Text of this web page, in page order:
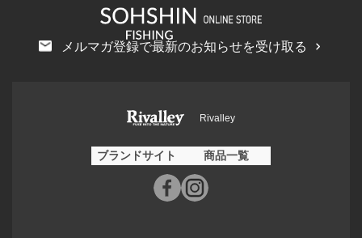
メルマガ登録で最新のお知らせを受け取る
Rivalley
ブランドサイト 商品一覧